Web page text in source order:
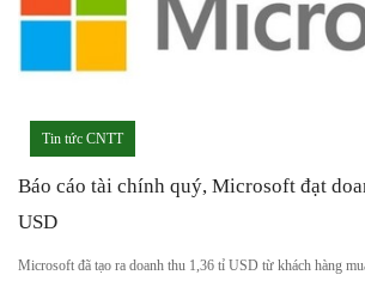
Tin tức CNTT
Báo cáo tài chính quý, Microsoft đạt
USD
Microsoft đã tạo ra doanh thu 1,36 tỉ USD từ khách hàng